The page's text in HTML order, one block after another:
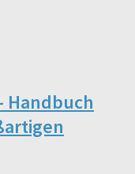
Handbuch